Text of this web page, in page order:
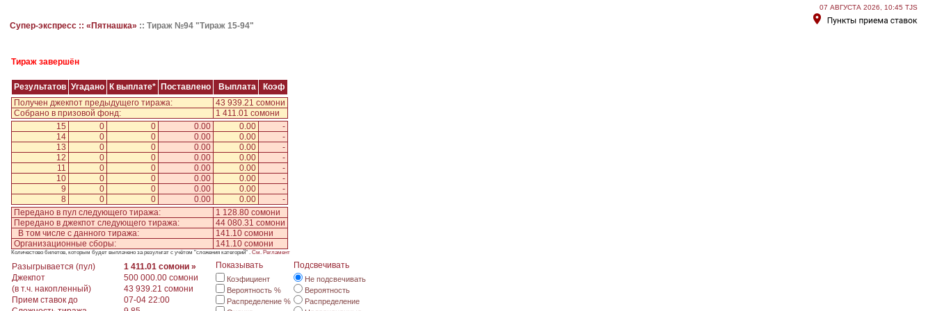
07 АВГУСТА 2026, 10:45 TJS
Супер-экспресс :: «Пятнашка» :: Тираж №94 "Тираж 15-94"
Тираж завершён
Результатов Угадано К выплате* Поставлено Выплата
Коэф
Получен джекпот предыдущего тиража:
43 939.21 сомони
Собрано в призовой фонд:
1 411.01 сомони
15
0 0 0.00 0.00
-
14
0 0 0.00 0.00
-
13
0 0 0.00 0.00
-
12
0 0 0.00 0.00
-
11
0 0 0.00 0.00
-
10
0 0 0.00 0.00
-
9
0 0 0.00 0.00
-
8
0 0 0.00 0.00
-
Передано в пул следующего тиража:
1 128.80 сомони
Передано в джекпот следующего тиража:
44 080.31 сомони
В том числе с данного тиража:
141.10 сомони
Организационные сборы:
141.10 сомони
Количестово билетов, которым будет выплачено за результат с учётом "сложения категорий" . См. Регламент
Разыгрывается (пул)
1 411.01 сомони »
Джекпот
500 000.00 сомони
(в т.ч. накопленный)
43 939.21 сомони
Прием ставок до
07-04 22:00
Показывать Подсвечивать
Коэфициент
Вероятность %
Распределение %
Не подсвечивать
Вероятность
Распределение